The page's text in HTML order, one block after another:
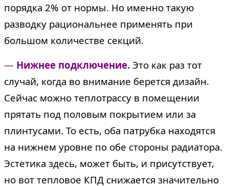
порядка 2% от нормы. Но именно такую
разводку рациональнее применять при
большом количестве секций.
— Нижнее подключение. Это как раз тот
случай, когда во внимание берется дизайн.
Сейчас можно теплотрассу в помещении
прятать под половым покрытием или за
плинтусами. То есть, оба патрубка находятся
на нижнем уровне по обе стороны радиатора.
Эстетика здесь, может быть, и присутствует,
но вот тепловое КПД снижается значительно